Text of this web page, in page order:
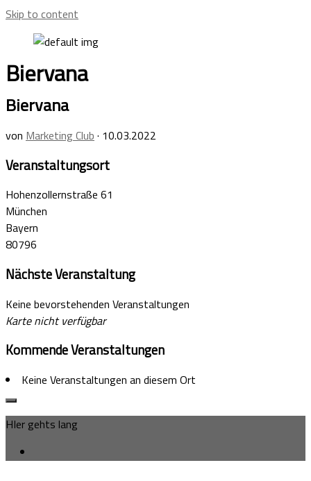
Skip to content
Biervana
Biervana
von Marketing Club · 10.03.2022
Veranstaltungsort
Hohenzollernstraße 61
München
Bayern
80796
Nächste Veranstaltung
Keine bevorstehenden Veranstaltungen
Karte nicht verfügbar
Kommende Veranstaltungen
Keine Veranstaltungen an diesem Ort
HIer gehts lang